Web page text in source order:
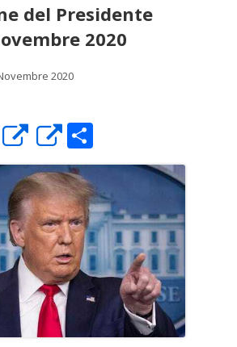
del Presidente
2020
2020
una
Apre
in
una
nuova
finestra
Apre
in
una
nuova
finestra
o
n
di
vi
di